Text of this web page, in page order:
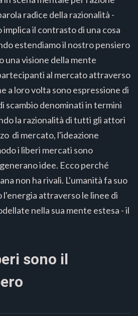
radice della razionalità -
il contrasto di una cosa
estendiamo il nostro pensiero
una visione della mente
al mercato attraverso
a loro volta sono espressione di
scambio denominati in termini
la razionalità di tutti gli attori
di mercato, l'ideazione
i liberi mercati sono
idee. Ecco perché
non ha rivali. L'umanità fa suo
l'energia attraverso le linee di
nella sua mente estesa - il
sono il